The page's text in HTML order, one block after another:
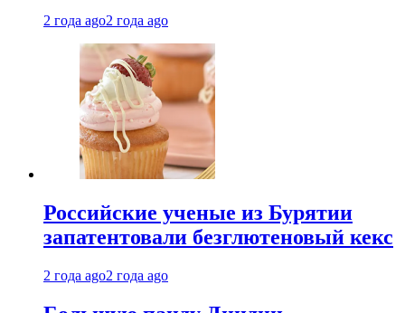
2 года ago2 года ago
Российские ученые из Бурятии
запатентовали безглютеновый кекс
2 года ago2 года ago